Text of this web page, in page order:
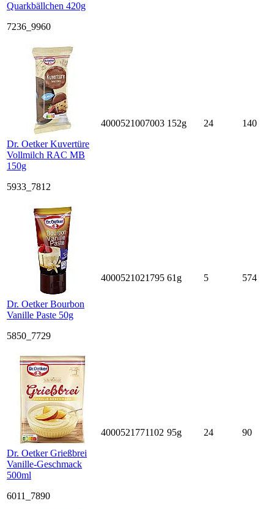
Quarkbällchen 420g
7236_9960
Dr. Oetker Kuvertüre
Vollmilch RAC MB
150g
5933_7812
4000521007003 152g 24 140
Dr. Oetker Bourbon
Vanille Paste 50g
5850_7729
4000521021795 61g 5 574
Dr. Oetker Grießbrei
Vanille-Geschmack
500ml
6011_7890
4000521771102 95g 24 90